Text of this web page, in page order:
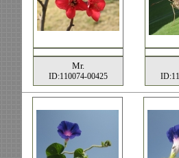
Mr.
ID:110074-00425